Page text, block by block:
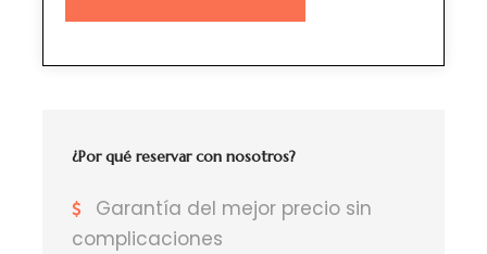
¿Por qué reservar con nosotros?
Garantía del mejor precio sin
complicaciones